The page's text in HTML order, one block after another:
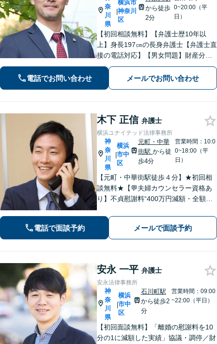
奈
川
県
|
横浜市
神奈川
区
から徒歩
2分
0~20:00（平
日）
【初回相談無料】【弁護士歴10年以
上】身長197㎝の長身弁護士【弁護士直
接の電話対応】【男女問題】財産分与
などの金銭問題はお任せ【借金問題】
最適な債務整理をご提案【刑事事件】
交渉に強い！即日接見に努めます【夜
電話でお問い合わせ メールでお問い合わせ
木下 正信 弁護士
横浜ユナイテッド法律事務所
神
奈
川
県
|
横浜
市中
区
元町・中華
街駅 から徒
歩4分
営業時間：10:0
0~18:00（平
日）
【元町・中華街駅徒歩４分】★初回相
談無料★【💬夫婦カウンセラー資格あ
り】不貞慰謝料“400万円減額・全額免
ルも◎【スムーズな対応】お話をじっ
くりお聞きします【LINE・メール24時
間受付中】
電話で面談予約 メールで面談予約
安永 一平 弁護士
安永法律事務所
神
奈
川
県
|
横浜
市中
区
石川町駅
から徒歩2
分
営業時間：09:00
~22:00（平日）
【初回面談無料】「離婚の慰謝料を10
分の1に減額した実績」協議・調停／財